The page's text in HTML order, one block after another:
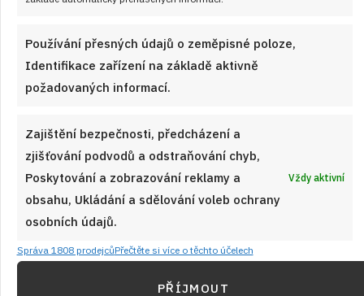
Používání přesných údajů o zeměpisné poloze,
Identifikace zařízení na základě aktivně
požadovaných informací.
Zajištění bezpečnosti, předcházení a
zjišťování podvodů a odstraňování chyb,
Poskytování a zobrazování reklamy a
obsahu, Ukládání a sdělování voleb ochrany
osobních údajů.
Vždy aktivní
Správa 1808 prodejcůPřečtěte si více o těchto účelech
PŘÍJMOUT
Kakaová buchta plná jablek a ořechů: Už
ta krásná vůně říká, že se peče z lásky
Tuto jablečnou buchtu s ořechy upečete snadno podle
receptu s postupem a vrátíte se chutí do dětství.